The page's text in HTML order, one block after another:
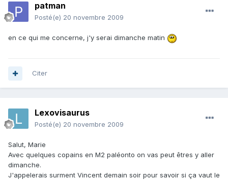
patman
Posté(e) 20 novembre 2009
en ce qui me concerne, j'y serai dimanche matin
Citer
Lexovisaurus
Posté(e) 20 novembre 2009
Salut, Marie
Avec quelques copains en M2 paléonto on vas peut êtres y aller
dimanche.
J'appelerais surment Vincent demain soir pour savoir si ça vaut le